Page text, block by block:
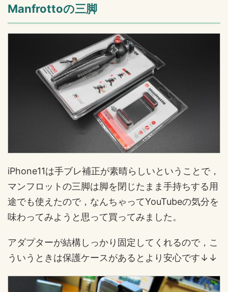
Manfrottoの三脚
iPhone11は手ブレ補正が素晴らしいということで，
マンフロットの三脚は脚を閉じたまま手持ちする用
途でも使えたので，なんちゃってYouTubeの気分を
味わってみようと思って買ってみました。
アダプターが結構しっかり固定してくれるので，こ
ういうときは保護ケースがあるとより安心です↓↓